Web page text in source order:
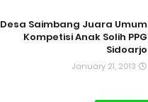
Desa Saimbang Juara Umum
Kompetisi Anak Solih PPG
Sidoarjo
January 21, 2013